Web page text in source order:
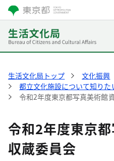
生活文化局トップ
文化振興
都立文化施設について知りた
令和2年度東京都写真美術館
令和2年度東京
収蔵委員会